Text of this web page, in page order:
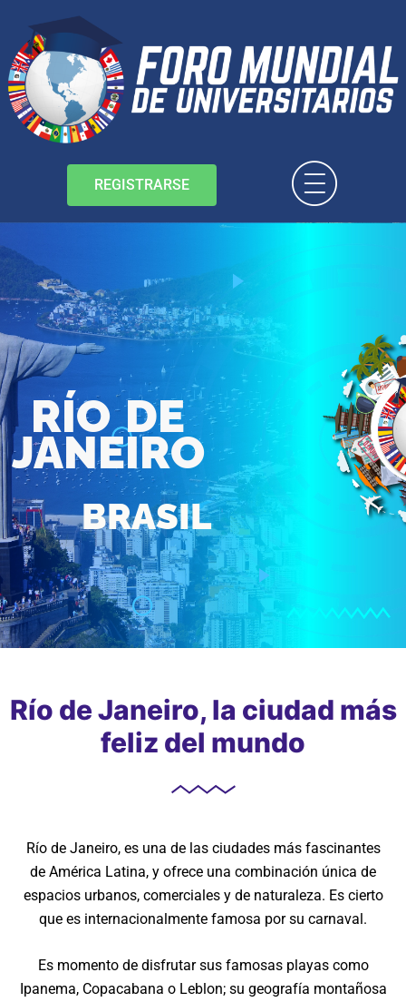
REGISTRARSE
RÍO DE
JANEIRO
BRASIL
Río de Janeiro, la ciudad más
feliz del mundo
Río de Janeiro, es una de las ciudades más fascinantes
de América Latina, y ofrece una combinación única de
espacios urbanos, comerciales y de naturaleza. Es cierto
que es internacionalmente famosa por su carnaval.
Es momento de disfrutar sus famosas playas como
Ipanema, Copacabana o Leblon; su geografía montañosa